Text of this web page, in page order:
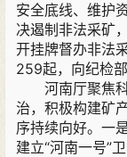
安全底线、维护
决遏制非法采矿
开挂牌督办非法
259起，向纪检
河南厅聚焦科
治，积极构建矿
序持续向好。一
建立“河南一号”